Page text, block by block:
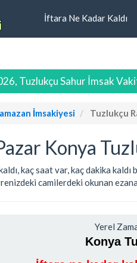
İftara Ne Kadar Kaldı
Tuzlukçu Sahur İmsak
İmsakiyesi Tuzlukçu
Konya
kaç saat var, kaç dakika
camilerdeki okunan
Yerel
Konya